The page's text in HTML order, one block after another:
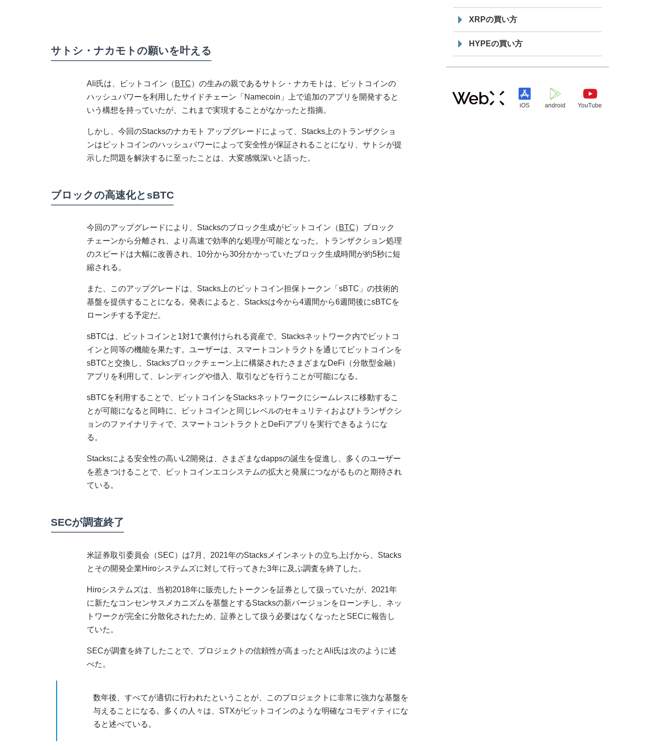
サトシ・ナカモトの願いを叶える
Ali氏は、ビットコイン（ BTC）の生みの親であるサトシ・ナカモトは、ビットコインの
ハッシュパワーを利用したサイドチェーン「Namecoin」上で追加のアプリを開発すると
いう構想を持っていたが、これまで実現することがなかったと指摘。
しかし、今回のStacksのナカモト アップグレードによって、Stacks上のトランザクショ
ンはビットコインのハッシュパワーによって安全性が保証されることになり、サトシが提
示した問題を解決するに至ったことは、大変感慨深いと語った。
ブロックの高速化とsBTC
今回のアップグレードにより、Stacksのブロック生成がビットコイン（ BTC）ブロック
チェーンから分離され、より高速で効率的な処理が可能となった。トランザクション処理
のスピードは大幅に改善され、10分から30分かかっていたブロック生成時間が約5秒に短
縮される。
また、このアップグレードは、Stacks上のビットコイン担保トークン「sBTC」の技術的
基盤を提供することになる。発表によると、Stacksは今から4週間から6週間後にsBTCを
ローンチする予定だ。
sBTCは、ビットコインと1対1で裏付けられる資産で、Stacksネットワーク内でビットコ
インと同等の機能を果たす。ユーザーは、スマートコントラクトを通じてビットコインを
sBTCと交換し、Stacksブロックチェーン上に構築されたさまざまなDeFi（分散型金融）
アプリを利用して、レンディングや借入、取引などを行うことが可能になる。
sBTCを利用することで、ビットコインをStacksネットワークにシームレスに移動するこ
とが可能になると同時に、ビットコインと同じレベルのセキュリティおよびトランザクシ
ョンのファイナリティで、スマートコントラクトとDeFiアプリを実行できるようにな
る。
Stacksによる安全性の高いL2開発は、さまざまなdappsの誕生を促進し、多くのユーザー
を惹きつけることで、ビットコインエコシステムの拡大と発展につながるものと期待され
ている。
SECが調査終了
米証券取引委員会（SEC）は7月、2021年のStacksメインネットの立ち上げから、Stacks
とその開発企業Hiroシステムズに対して行ってきた3年に及ぶ調査を終了した。
Hiroシステムズは、当初2018年に販売したトークンを証券として扱っていたが、2021年
に新たなコンセンサスメカニズムを基盤とするStacksの新バージョンをローンチし、ネッ
トワークが完全に分散化されたため、証券として扱う必要はなくなったとSECに報告し
ていた。
SECが調査を終了したことで、プロジェクトの信頼性が高まったとAli氏は次のように述
べた。
数年後、すべてが適切に行われたということが、このプロジェクトに非常に強力な基盤を
与えることになる。多くの人々は、STXがビットコインのような明確なコモディティにな
ると述べている。
XRPの買い方
HYPEの買い方
iOS android YouTube